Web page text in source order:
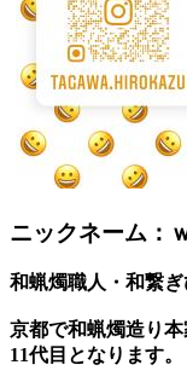
ニックネーム：
和蝋燭職人・和繋ぎ
京都で和蝋燭造り
11代目となります。